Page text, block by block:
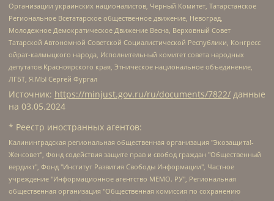
Организации украинских националистов, Черный Комитет, Татарстанское
Региональное Всетатарское общественное движение, Невоград,
Молодежное Демократическое Движение Весна, Верховный Совет
Татарской Автономной Советской Социалистической Республики, Конгресс
ойрат-калмыцкого народа, Исполнительный комитет совета народных
депутатов Красноярского края, Этническое национальное объединение,
ЛГБТ, Я.МЫ Сергей Фургал
Источник: https://minjust.gov.ru/ru/documents/7822/ данные
на 03.05.2024
* Реестр иностранных агентов:
Калининградская региональная общественная организация "Экозащита!-Женсовет", Фонд содействия защите прав и свобод граждан "Общественный вердикт", Фонд "Институт Развития Свободы Информации", Частное учреждение "Информационное агентство МЕМО. РУ", Региональная общественная организация "Общественная комиссия по сохранению наследия академика Сахарова", Фонд поддержки свободы прессы, Санкт-Петербургская общественная правозащитная организация "Гражданский контроль", Межрегиональная общественная организация "Информационно-просветительский центр "Мемориал", Региональный Фонд "Центр Защиты Прав Средств Массовой Информации", с 05.12.2023 Фонд "Центр Защиты Прав Средств массовой информации", Региональная общественная благотворительная организация помощи беженцам и мигрантам "Гражданское содействие", Негосударственное образовательное учреждение дополнительного профессионального образования (повышение квалификации) специалистов "АКАДЕМИЯ ПО ПРАВАМ ЧЕЛОВЕКА", Свердловская региональная общественная организация "Сутяжник", Автономная некоммерческая организация "Центр независимых социологических исследований", Союз общественных объединений "Российский исследовательский центр по правам человека", Региональное общественное учреждение научно-информационный центр "МЕМОРИАЛ", Некоммерческая организация "Фонд защиты гласности", Автономная некоммерческая организация "Институт прав человека", Городская общественная организация "Екатеринбургское общество "МЕМОРИАЛ", Городская общественная организация "Рязанское историко-просветительское и правозащитное общество "Мемориал" (Рязанский Мемориал), Челябинский региональный орган общественной самодеятельности – женское общественное объединение "Женщины Евразии", Челябинский региональный орган общественной самодеятельности "Уральская правозащитная группа", Фонд содействия защите здоровья и социальной справедливости имени Андрея Рылькова, Автономная Некоммерческая Организация "Аналитический Центр Юрия Левады", Автономная некоммерческая организация социальной поддержки населения "Проект Апрель", Региональная общественная организация помощи женщинам и детям, находящимся в кризисной ситуации "Информационно-методический центр "Анна", Фонд содействия развитию массовых коммуникаций и правовому просвещению "Так-так-Так", Фонд содействия устойчивому развитию "Серебряная тайга", Свердловский региональный общественный фонд социальных проектов "Новое время", "Idel.Реалии", Кавказ.Реалии, Крым.Реалии, Телеканал Настоящее Время, Татаро-башкирская служба Радио Свобода (Azatliq Radiosi), Радио Свободная Европа/Радио Свобода (PCE/PC), "Сибирь.Реалии", "Фактограф", Благотворительный фонд помощи осужденным и их семьям, Автономная некоммерческая организация "Институт глобализации и социальных движений", Фонд "В защиту прав заключенных", Частное учреждение "Центр поддержки и содействия развитию средств массовой информации", Пензенский региональный общественный благотворительный фонд "Гражданский союз", "Север.Реалии", Некоммерческая организация Фонд "Правовая инициатива", Общество с ограниченной ответственностью "Радио Свободная Европа/Радио Свобода", Чешское информационное агентство "MEDIUM-ORIENT", Красноярская региональная общественная организация "Мы против СПИДа", Камалягин Денис Николаевич, Маркелов Сергей Евгеньевич, Пономарев Лев Александрович, Савицкая Людмила Алексеевна, Автономная некоммерческая организация "Центр по работе с проблемой насилия "НАСИЛИЮ.НЕТ", Межрегиональный профессиональный союз работников здравоохранения "Альянс врачей", Юридическое лицо, зарегистрированное в Латвийской Республике, SIA "Medusa Project" (регистрационный номер 40103797863, дата регистрации 10.06.2014), Некоммерческая организация "Фонд по борьбе с коррупцией", Автономная некоммерческая организация "Институт права и публичной политики", Баданин Роман Сергеевич, Гликин Максим Александрович, Железнова Мария Михайловна, Лукьянова Юлия Сергеевна, Маетная Елизавета Витальевна, Маняхин Петр Борисович, Чуракова Ольга Владимировна, Ярош Юлия Петровна, Юридическое лицо "The Insider SIA", зарегистрированное в Риге, Латвийская Республика (дата регистрации 26.06.2015), являющееся администратором доменного имени интернет-издания "The Insider SIA", https://theins.ru, Постернак Алексей Евгеньевич, Рубин Михаил Аркадьевич, Анин Роман Александрович, Юридическое лицо Istories fonds, зарегистрированное в Латвийской Республике (регистрационный номер 50008295751, дата регистрации 24.02.2020), Великовский Дмитрий Александрович, Долинина Ирина Николаевна, Мароховская Алеся Алексеевна, Шлейнов Роман Юрьевич, Шмагун Олеся Валентиновна, Общество с ограниченной ответственностью "Альтаир 2021", Общество с ограниченной ответственностью "Вега 2021", Общество с ограниченной ответственностью "Главный редактор 2021", Общество с ограниченной ответственностью "Ромашки монолит", Важенков Артем Валерьевич, Ивановская областная общественная организация "Центр гендерных исследований", Гурман Юрий Альбертович, Медиапроект "ОВД-Инфо", Егоров Владимир Владимирович, Жилинский Владимир Александрович, Общество с ограниченной ответственностью "ЗП", Иванова София Юрьевна, Карезина Инна Павловна, Кильтау Екатерина Викторовна, Петров Алексей Викторович, Пискунов Сергей Евгеньевич, Смирнов Сергей Сергеевич, Тихонов Михаил Сергеевич, Общество с ограниченной ответственностью "ЖУРНАЛИСТ-ИНОСТРАННЫЙ АГЕНТ", Арапова Галина Юрьевна, Вольтская Татьяна Анатольевна, Американская компания "Mason G.E.S. Anonymous Foundation" (США), являющаяся владельцем интернет-издания https://mnews.world/, Компания "Stichting Bellingcat", зарегистрированная в Нидерландах (дата регистрации 11.07.2018), Захаров Андрей Вячеславович, Клепиковская Екатерина Дмитриевна, Общество с ограниченной ответственностью "МЕМО", Перл Роман Александрович, Симонов Евгений Алексеевич, Соловьева Елена Анатольевна, Сотников Даниил Владимирович, Сурначева Елизавета Дмитриевна, Автономная некоммерческая организация по защите прав человека и информированию населения "Якутия – Наше Мнение", Общество с ограниченной ответственностью "Москоу диджитал медиа", с 26.01.2023 Общество с ограниченной ответственностью "Чайка Белые сады", Ветошкина Валерия Валерьевна, Заговора Максим Александрович, Межрегиональное общественное движение "Российская ЛГБТ - сеть", Оленичев Максим Владимирович, Павлов Иван Юрьевич, Скворцова Елена Сергеевна, Общество с ограниченной ответственностью "Как бы инагент", Кочетков Игорь Викторович, Общество с ограниченной ответственностью "Честные выборы", Еланчик Олег Александрович, Общество с ограниченной ответственностью "Нобелевский призыв", Гималова Регина Эмилевна, Григорьев Андрей Валерьевич, Григорьева Алина Александровна, Ассоциация по содействию защите прав призывников, альтернативнослужащих и военнослужащих "Правозащитная группа "Гражданин.Армия.Право", Хисамова Регина Фаритовна, Автономная некоммерческая организация по реализации социально-правовых программ "Лилит", Дальневосточное общественное движение "Маяк", Санкт-Петербургская ЛГБТ-инициативная группа "Выход", Инициативная группа ЛГБТ+ "Реверс", Алексеев Андрей Викторович, Бекбулатова Таисия Львовна, Беляев Иван Михайлович, Владыкина Елена Сергеевна, Гельман Марат Александрович, Никульшина Вероника Юрьевна, Толоконникова Надежда Андреевна, Шендерович Виктор Анатольевич, Общество с ограниченной ответственностью "Данное сообщение", Общество с ограниченной ответственностью Издательский дом "Новая глава", Айнбиндер Александра Александровна, Московский комьюнити-центр для ЛГБТ+инициатив, Благотворительный фонд развития филантропии, Deutsche Welle (Германия, Kurt-Schumacher-Strasse 3, 53113 Bonn), Борзунова Мария Михайловна, Воробьев Виктор Викторович, Голубева Анна Львовна, Константинова Алла Михайловна, Малкова Ирина Владимировна, Мурадов Мурад Абдулгалимович, Осетинская Елизавета Николаевна, Понасенков Евгений Николаевич, Ганапольский Матвей Юрьевич, Киселев Евгений Алексеевич, Борухович Ирина Григорьевна, Дремин Иван Тимофеевич, Дубровский Дмитрий Викторович, Красноярская региональная общественная организация поддержки и развития альтернативных образовательных технологий и межкультурных коммуникаций "ИНТЕРРА", Маяковская Екатерина Алексеевна, Фейгин Марк Захарович, Филимонов Андрей Викторович, Дзугкоева Регина Николаевна, Доброхотов Роман Александрович, Дудь Юрий Александрович, Елкин Сергей Владимирович, Кругликов Кирилл Игоревич, Сабунаева Мария Леонидовна, Семенов Алексей Владимирович, Шаинян Карен Багратович, Шульман Екатерина Михайловна, Асафьев Артур Валерьевич, Вахштайн Виктор Семенович, Венедиктов Алексей Алексеевич, Лушникова Екатерина Евгеньевна, Волков Леонид Михайлович, Невзоров Александр Глебович, Пархоменко Сергей Борисович, Сироткин Ярослав Николаевич, Кара-Мурза Владимир Владимирович, Баранова Наталья Владимировна, Гозман Леонид Яковлевич, Кагарлицкий Борис Юльевич, Климарев Михаил Валерьевич, Милов Владимир Станиславович, Автономная некоммерческая организация Краснодарский центр современного искусства "Типография", Моргенштерн Алишер Тагирович, Соболь Любовь Эдуардовна, Общество с ограниченной ответственностью "ЛИЗА НОРМ", Каспаров Гарри Кимович, Ходорковский Михаил Борисович, Общество с ограниченной ответственностью "Апрельские тезисы", Данилович Ирина Брониславовна, Кашин Олег Владимирович, Петров Николай Владимирович, Пивоваров Алексей Владимирович, Соколов Михаил Владимирович, Цветкова Юлия Владимировна, Чичваркин Евгений Александрович, Комитет против пыток/Команда против пыток, Общество с ограниченной ответственностью "Первый научный", Общество с ограниченной ответственностью "Вертолет и ко", Белоцерковская Вероника Борисовна, Кац Максим Евгеньевич, Лазарева Татьяна Юрьевна, Шаведдинов Руслан Табризович, Яшин Илья Валерьевич, Общество с ограниченной ответственностью "Иноагент ААВ", Алешковский Дмитрий Петрович, Альбац Евгения Марковна, Быков Дмитрий Львович, Галямина Юлия Евгеньевна, Лойко Сергей Леонидович, Мартынов Кирилл Константинович, Медведев Сергей Александрович, Крашенинников Федор Геннадиевич, Гордеева Катерина Вл